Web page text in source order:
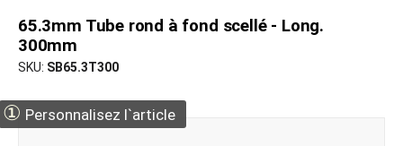
65.3mm Tube rond à fond scellé - Long.
300mm
SKU SB65.3T300
① Personnalisez l`article